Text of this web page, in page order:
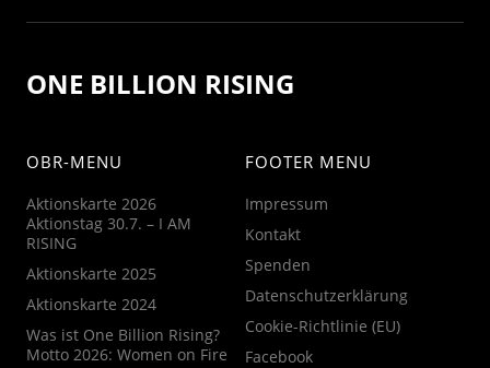
ONE BILLION RISING
OBR-MENU
Aktionskarte 2026
Aktionstag 30.7. – I AM
RISING
Aktionskarte 2025
Aktionskarte 2024
Was ist One Billion Rising?
Motto 2026: Women on Fire
FOOTER MENU
Impressum
Kontakt
Spenden
Datenschutzerklärung
Cookie-Richtlinie (EU)
Facebook